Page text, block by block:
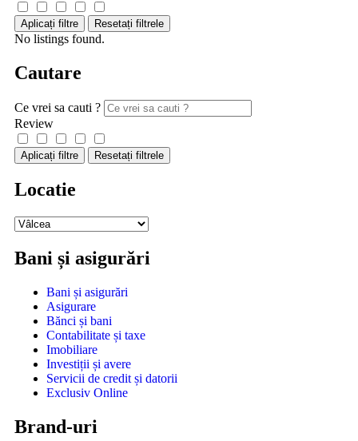
Aplicați filtre Resetați filtrele
No listings found.
Cautare
Ce vrei sa cauti ?
Review
Aplicați filtre Resetați filtrele
Locatie
Bani și asigurări
Bani și asigurări
Asigurare
Bănci și bani
Contabilitate și taxe
Imobiliare
Investiții și avere
Servicii de credit și datorii
Exclusiv Online
Brand-uri